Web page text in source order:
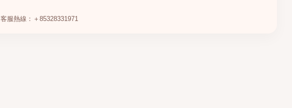
客服熱線：＋85328331971